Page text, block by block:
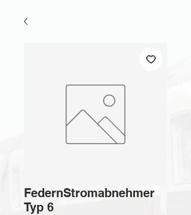
FedernStromabnehmer
Typ 6